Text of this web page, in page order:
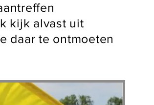
kijk alvast uit
daar te ontmoeten